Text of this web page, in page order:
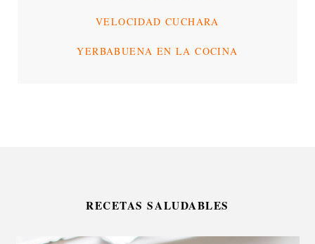
VELOCIDAD CUCHARA
YERBABUENA EN LA COCINA
RECETAS SALUDABLES